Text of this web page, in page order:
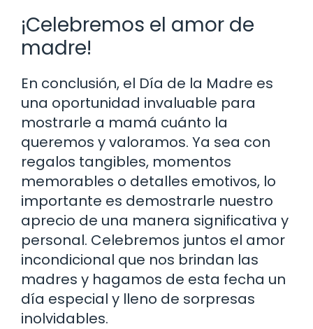
¡Celebremos el amor de
madre!
En conclusión, el Día de la Madre es
una oportunidad invaluable para
mostrarle a mamá cuánto la
queremos y valoramos. Ya sea con
regalos tangibles, momentos
memorables o detalles emotivos, lo
importante es demostrarle nuestro
aprecio de una manera significativa y
personal. Celebremos juntos el amor
incondicional que nos brindan las
madres y hagamos de esta fecha un
día especial y lleno de sorpresas
inolvidables.